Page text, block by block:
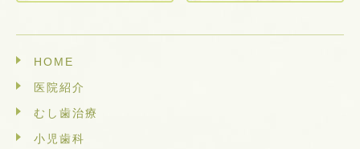
HOME
医院紹介
むし歯治療
小児歯科